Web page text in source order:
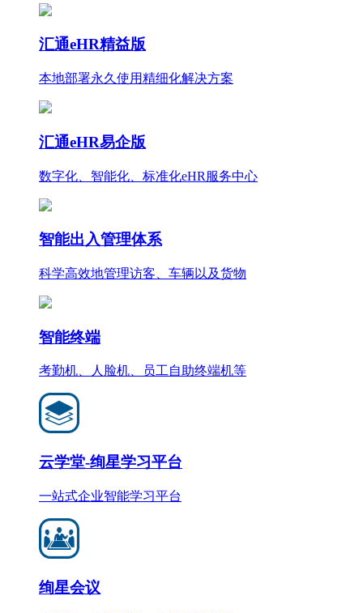
汇通eHR精益版
本地部署永久使用精细化解决方案
汇通eHR易企版
数字化、智能化、标准化eHR服务中心
智能出入管理体系
科学高效地管理访客、车辆以及货物
智能终端
考勤机、人脸机、员工自助终端机等
云学堂-绚星学习平台
一站式企业智能学习平台
绚星会议